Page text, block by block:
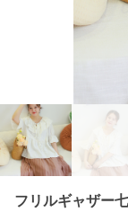
フリルギャザー